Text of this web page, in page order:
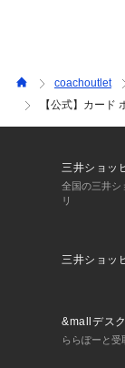
す。
coachoutlet
【公式】カード
三井ショッ
全国の三井シ
リ
三井ショッ
&mallデスク
ららぽーと